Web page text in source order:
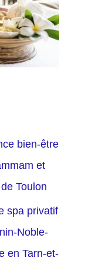
bien-être
et
Toulon
spa privatif
Noble-
en Tarn-et-